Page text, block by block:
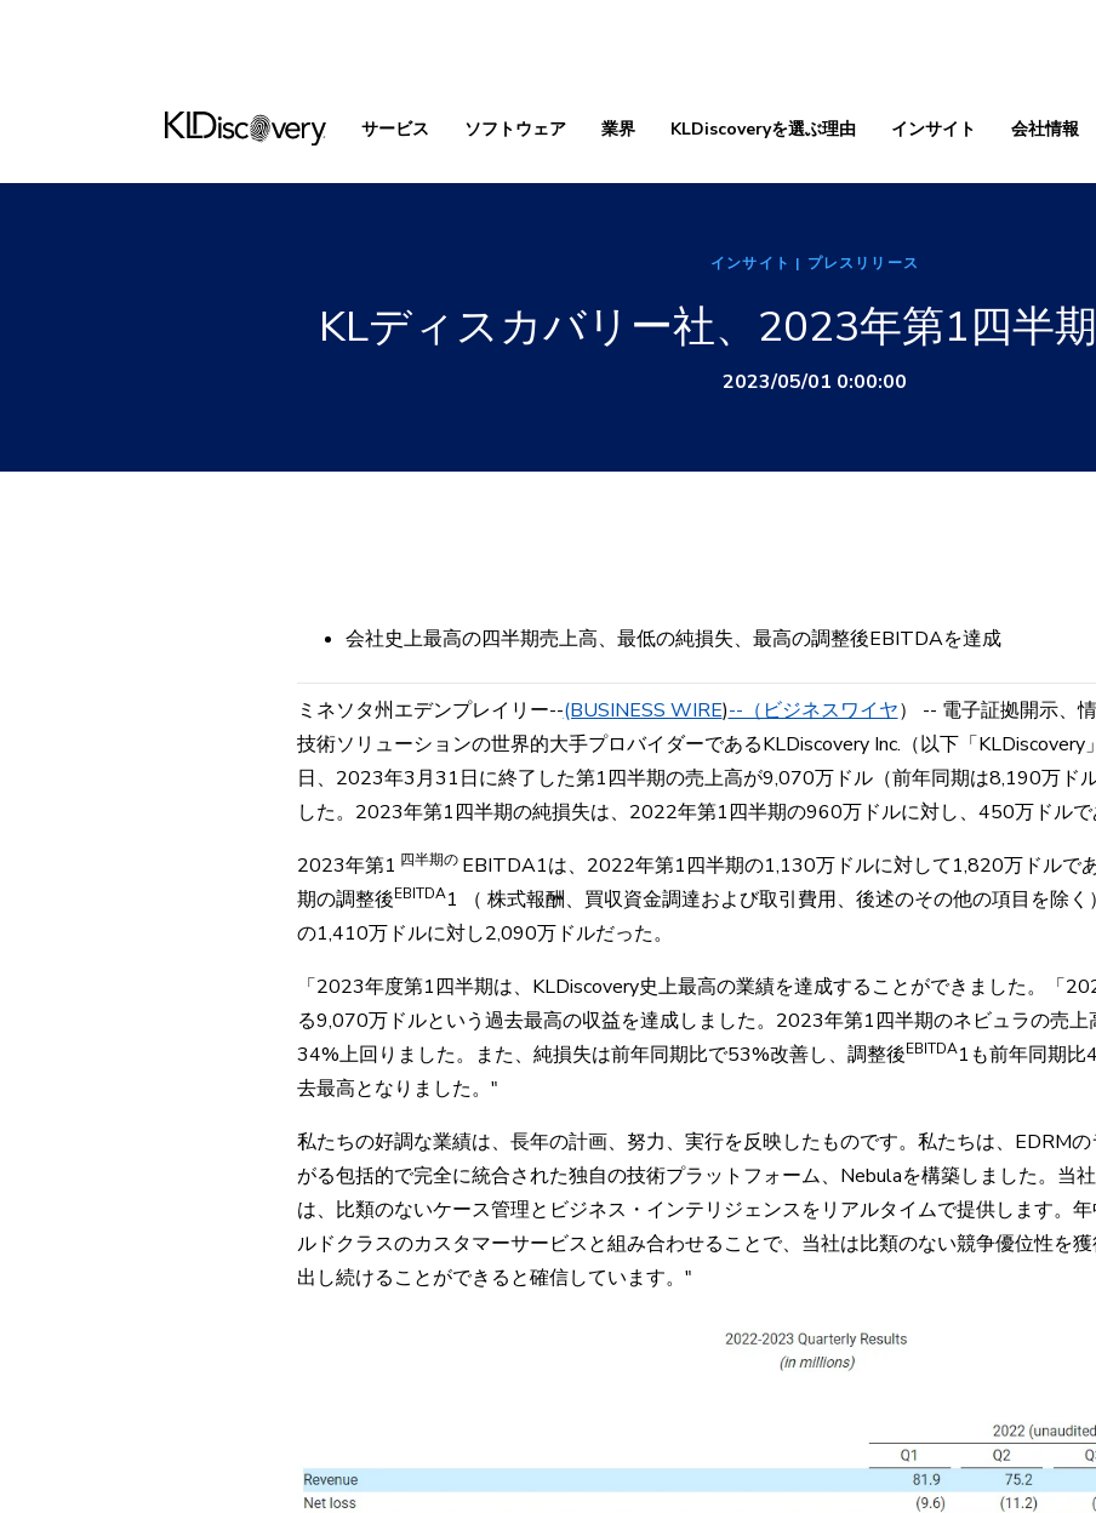
サービス ソフトウェア 業界 KLDiscoveryを選ぶ理由 インサイト 会社情報
インサイト | プレスリリース
KLディスカバリー社、2023年第1四半
2023/05/01 0:00:00
会社史上最高の四半期売上高、最低の純損失、最高の調整後EBITDAを達成
ミネソタ州エデンプレイリー--(BUSINESS WIRE)--（ビジネスワイヤ） -- 電子証拠開示、
技術ソリューションの世界的大手プロバイダーであるKLDiscovery Inc.（以下「
日、2023年3月31日に終了した第1四半期の売上高が9,070万ドル（前年同期は8,190万ド
した。2023年第1四半期の純損失は、2022年第1四半期の960万ドルに対し、450万ドルで
2023年第1 四半期の EBITDA1は、2022年第1四半期の1,130万ドルに対して1,820万ドルで
期の調整後EBITDA1 （ 株式報酬、買収資金調達および取引費用、後述のその他の項目を除
の1,410万ドルに対し2,090万ドルだった。
「2023年度第1四半期は、KLDiscovery史上最高の業績を達成することができました。「
る9,070万ドルという過去最高の収益を達成しました。2023年第1四半期のネビュラの売
34%上回りました。また、純損失は前年同期比で53%改善し、調整後EBITDA1も前年同期比
去最高となりました。"
私たちの好調な業績は、長年の計画、努力、実行を反映したものです。私たちは、EDRM
がる包括的で完全に統合された独自の技術プラットフォーム、Nebulaを構築しました。当
は、比類のないケース管理とビジネス・インテリジェンスをリアルタイムで提供します。
ルドクラスのカスタマーサービスと組み合わせることで、当社は比類のない競争優位性を
出し続けることができると確信しています。"